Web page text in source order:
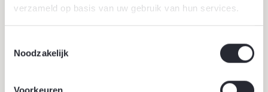
verzameld op basis van uw gebruik van hun services.
Noodzakelijk
Voorkeuren